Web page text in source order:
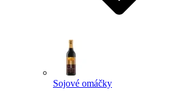
Sojové omáčky